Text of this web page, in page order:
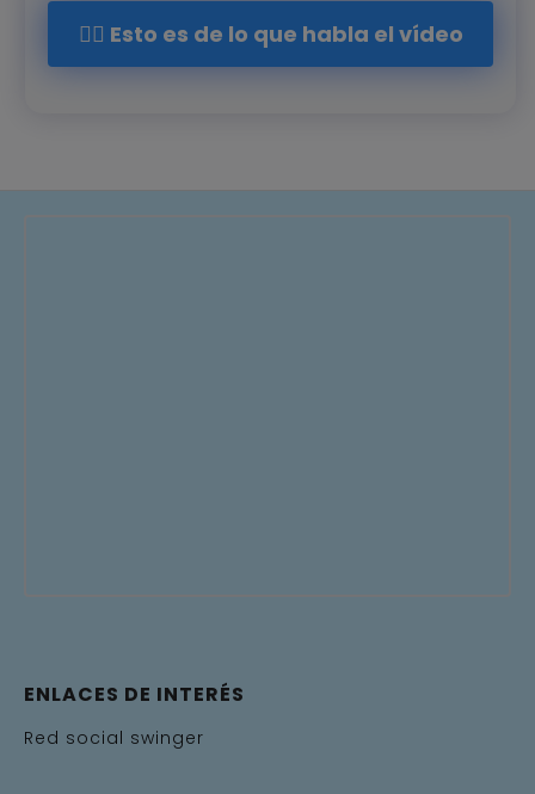
👉🏻 Esto es de lo que habla el vídeo
ENLACES DE INTERÉS
Red social swinger